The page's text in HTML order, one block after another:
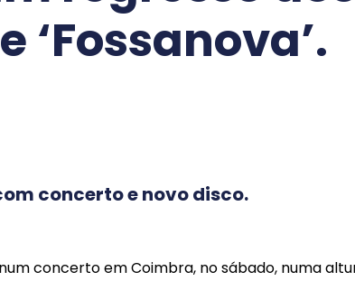
‘Fossanova’.
concerto e novo disco.
concerto em Coimbra, no sábado, numa